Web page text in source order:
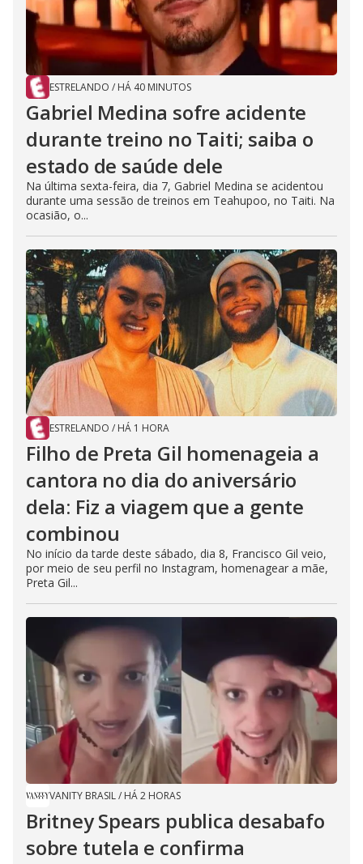
ESTRELANDO / HÁ 40 MINUTOS
Gabriel Medina sofre acidente
durante treino no Taiti; saiba o
estado de saúde dele
Na última sexta-feira, dia 7, Gabriel Medina se acidentou
durante uma sessão de treinos em Teahupoo, no Taiti. Na
ocasião, o...
ESTRELANDO / HÁ 1 HORA
Filho de Preta Gil homenageia a
cantora no dia do aniversário
dela: Fiz a viagem que a gente
combinou
No início da tarde deste sábado, dia 8, Francisco Gil veio,
por meio de seu perfil no Instagram, homenagear a mãe,
Preta Gil...
VANITY BRASIL/ HÁ 2 HORAS
Britney Spears publica desabafo
sobre tutela e confirma